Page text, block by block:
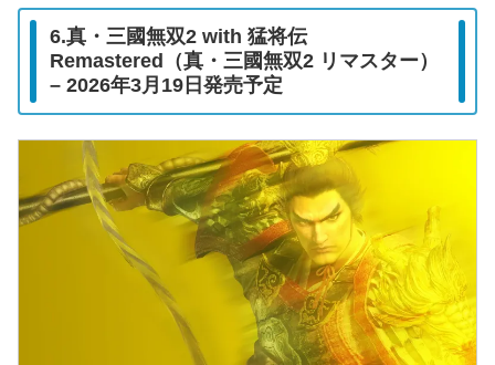
6.真・三國無双2 with 猛将伝
Remastered（真・三國無双2 リマスター）
– 2026年3月19日発売予定